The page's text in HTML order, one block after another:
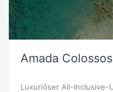
Amada
Luxuriöser All-Inclusive-